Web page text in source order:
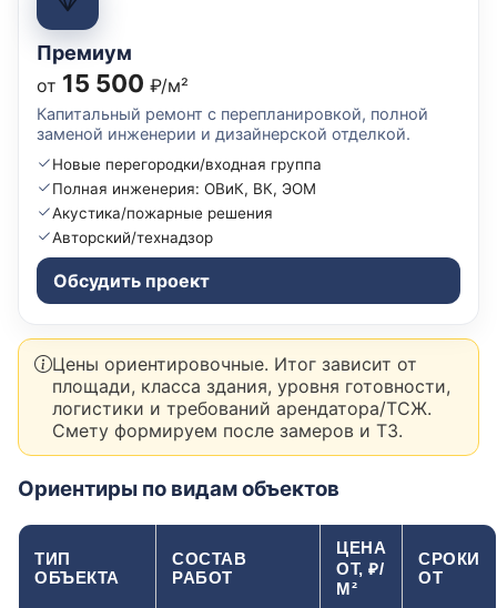
Премиум
от 15 500 ₽/м²
Капитальный ремонт с перепланировкой, полной
заменой инженерии и дизайнерской отделкой.
Новые перегородки/входная группа
Полная инженерия: ОВиК, ВК, ЭОМ
Акустика/пожарные решения
Авторский/технадзор
Обсудить проект
Цены ориентировочные. Итог зависит от
площади, класса здания, уровня готовности,
логистики и требований арендатора/ТСЖ.
Смету формируем после замеров и ТЗ.
Ориентиры по видам объектов
ТИП
ОБЪЕКТА
СОСТАВ
РАБОТ
ЦЕНА
ОТ, ₽/
М²
СРОКИ
ОТ